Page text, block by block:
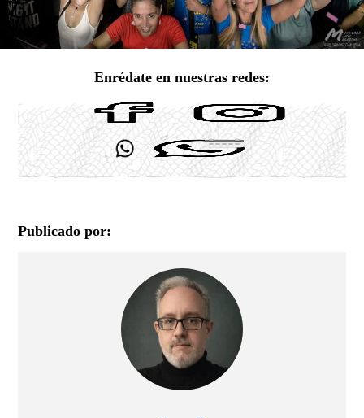
Enrédate en nuestras redes:
Publicado por: